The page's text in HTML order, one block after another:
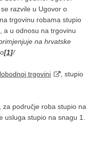
razvile u Ugovor o
trgovinu robama stupio
a u odnosu na trgovinu
na hrvatske
[1]/
trgovini
, stupio
, za područje roba stupio na
stupio na snagu 1.